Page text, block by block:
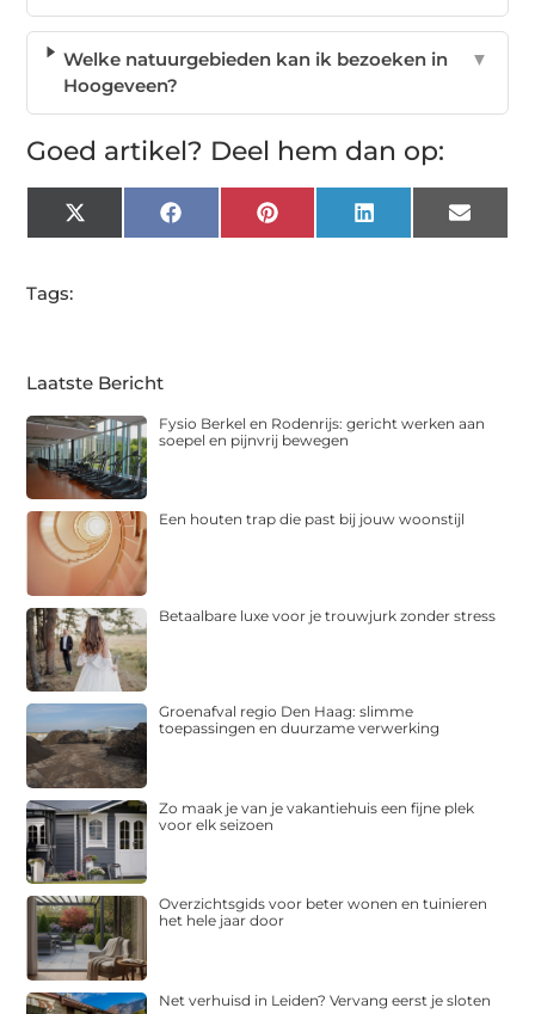
Welke natuurgebieden kan ik bezoeken in
Hoogeveen?
▼
Goed artikel? Deel hem dan op:
X
(Twitter)
FacebookPinterest LinkedIn Email
Tags:
Laatste Bericht
Fysio Berkel en Rodenrijs: gericht werken aan
soepel en pijnvrij bewegen
Een houten trap die past bij jouw woonstijl
Betaalbare luxe voor je trouwjurk zonder stress
Groenafval regio Den Haag: slimme
toepassingen en duurzame verwerking
Zo maak je van je vakantiehuis een fijne plek
voor elk seizoen
Overzichtsgids voor beter wonen en tuinieren
het hele jaar door
Net verhuisd in Leiden? Vervang eerst je sloten